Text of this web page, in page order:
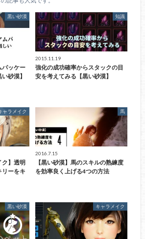
黒い砂漠
パッケー
砂漠】
知識
2015.11.19
強化の成功確率からスタックの目
安を考えてみる【黒い砂漠】
ャラメイク
ク】透明
リーをキ
馬
2016.7.15
【黒い砂漠】馬のスキルの熟練度
を効率良く上げる4つの方法
黒い砂漠 キャラメイク